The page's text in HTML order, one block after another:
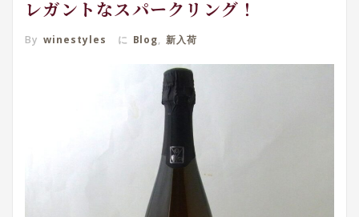
レガントなスパークリング！
By winestyles に Blog, 新入荷